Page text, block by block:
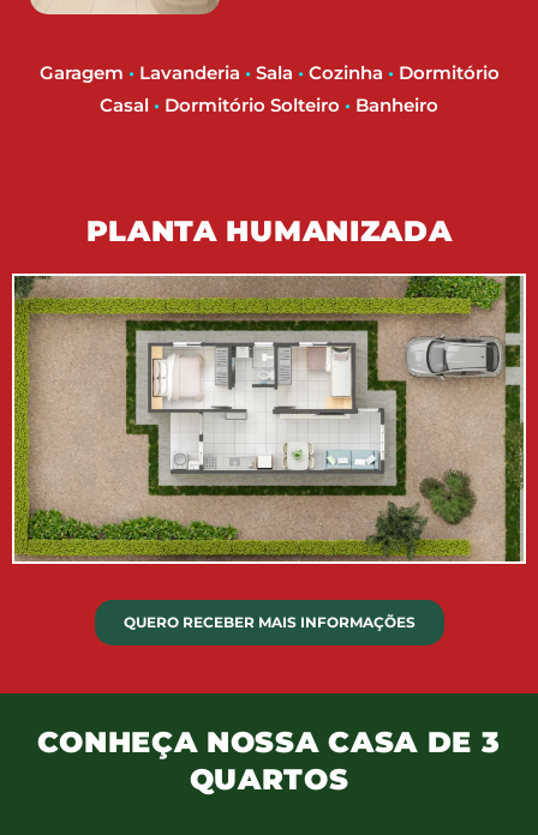
Garagem • Lavanderia • Sala • Cozinha • Dormitório
Casal • Dormitório Solteiro • Banheiro
PLANTA HUMANIZADA
QUERO RECEBER MAIS INFORMAÇÕES
CONHEÇA NOSSA CASA DE 3
QUARTOS